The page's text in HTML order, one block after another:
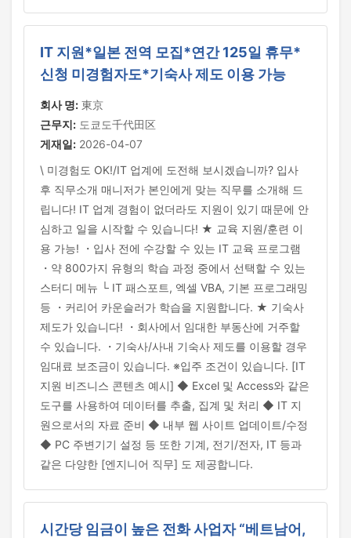
IT 지원*일본 전역 모집*연간 125일 휴무*
신청 미경험자도*기숙사 제도 이용 가능
회사 명: 東京
근무지: 도쿄도千代田区
게재일: 2026-04-07
\ 미경험도 OK!/IT 업계에 도전해 보시겠습니까? 입사
후 직무소개 매니저가 본인에게 맞는 직무를 소개해 드
립니다! IT 업계 경험이 없더라도 지원이 있기 때문에 안
심하고 일을 시작할 수 있습니다! ★ 교육 지원/훈련 이
용 가능! ・입사 전에 수강할 수 있는 IT 교육 프로그램
・약 800가지 유형의 학습 과정 중에서 선택할 수 있는
스터디 메뉴 └ IT 패스포트, 엑셀 VBA, 기본 프로그래밍
등 ・커리어 카운슬러가 학습을 지원합니다. ★ 기숙사
제도가 있습니다! ・회사에서 임대한 부동산에 거주할
수 있습니다. ・기숙사/사내 기숙사 제도를 이용할 경우
임대료 보조금이 있습니다. ※입주 조건이 있습니다. [IT
지원 비즈니스 콘텐츠 예시] ◆ Excel 및 Access와 같은
도구를 사용하여 데이터를 추출, 집계 및 처리 ◆ IT 지
원으로서의 자료 준비 ◆ 내부 웹 사이트 업데이트/수정
◆ PC 주변기기 설정 등 또한 기계, 전기/전자, IT 등과
같은 다양한 [엔지니어 직무] 도 제공합니다.
시간당 임금이 높은 전화 사업자 “베트남어,